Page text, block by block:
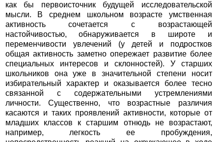
как бы первоисточник будущей исследовательской
мысли. В среднем школьном возрасте умственная
активность сочетается с возрастающей
настойчивостью, обнаруживается в широте и
переменчивости увлечений (у детей и подростков
общая активность заметно опережает развитие более
специальных интересов и склонностей). У старших
школьников она уже в значительной степени носит
избирательный характер и оказывается более тесно
связанной с содержательными устремлениями
личности. Существенно, что возрастные различия
касаются и таких проявлений активности, которые от
младших классов к старшим отнюдь не возрастают,
например, легкость ее пробуждения,